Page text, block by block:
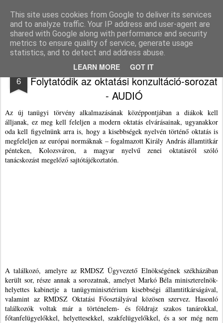
This site uses cookies from Google to deliver its services
and to analyze traffic. Your IP address and user-agent are
shared with Google along with performance and security
metrics to ensure quality of service, generate usage
statistics, and to detect and address abuse.
LEARN MORE GOT IT
Agnus blog
Pages
6
A diák- és kisebbségbarát oktatás a cél -
Folytatódik az oktatási konzultáció-sorozat
- AUDIÓ
Az új tanügyi törvény alkalmazásának középpontjában a diákok kell
álljanak, ez meg kell feleljen a modern oktatás elvárásainak, ugyanakkor
oda kell figyelnünk arra is, hogy a kisebbségek nyelvén történő oktatás is
megfeleljen az európai normáknak – fogalmazott Király András államtitkár
pénteken, Kolozsváron, a magyar nyelvű zenei oktatásról szóló
tanácskozást megelőző sajtótájékoztatón.
A találkozó, amelyre az RMDSZ Ügyvezető Elnökségének székházában
került sor, része annak a sorozatnak, amelyet Markó Béla miniszterelnök-
helyettes kabinetje a tanügyminisztérium kisebbségi államtitkárságával,
valamint az RMDSZ Oktatási Főosztályával közösen szervez. Hasonló
találkozók voltak már a történelem- és földrajz szakos tanárokkal,
főtanfelügyelőkkel, helyettesekkel, szakfelügyelőkkel, és a sor még nem